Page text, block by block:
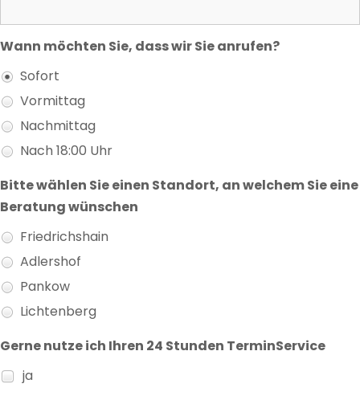
Wann möchten Sie, dass wir Sie anrufen?
Sofort
Vormittag
Nachmittag
Nach 18:00 Uhr
Bitte wählen Sie einen Standort, an welchem Sie eine
Beratung wünschen
Friedrichshain
Adlershof
Pankow
Lichtenberg
Gerne nutze ich Ihren 24 Stunden TerminService
ja